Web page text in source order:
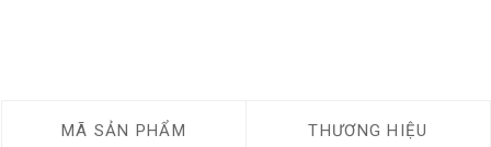
MÃ SẢN PHẨM THƯƠNG HIỆU